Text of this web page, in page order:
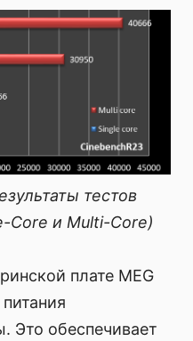
тестов
Core и Multi-Core)
плате MEG
Это обеспечивает